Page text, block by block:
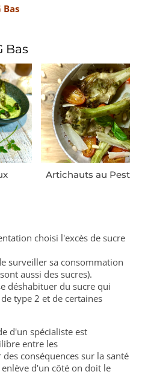
Bas
Bas
Artichauts au Pesto
choisi l'excès de sucre
surveiller sa consommation
aussi des sucres).
déshabituer du sucre qui
type 2 et de certaines
d'un spécialiste est
entre les
conséquences sur la santé
d'un côté on doit le